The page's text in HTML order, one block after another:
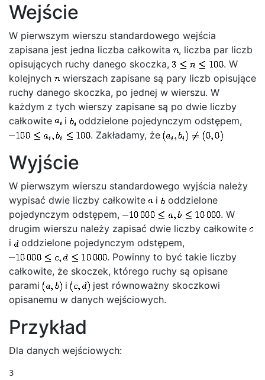
Wejście
W pierwszym wierszu standardowego wejścia
zapisana jest jedna liczba całkowita
, liczba par liczb
opisujących ruchy danego skoczka,
. W
kolejnych
wierszach zapisane są pary liczb opisujące
ruchy danego skoczka, po jednej w wierszu. W
każdym z tych wierszy zapisane są po dwie liczby
całkowite
i
oddzielone pojedynczym odstępem,
. Zakładamy, że
Wyjście
W pierwszym wierszu standardowego wyjścia należy
wypisać dwie liczby całkowite
i
oddzielone
pojedynczym odstępem,
. W
drugim wierszu należy zapisać dwie liczby całkowite
i
oddzielone pojedynczym odstępem,
. Powinny to być takie liczby
całkowite, że skoczek, którego ruchy są opisane
parami
i
jest równoważny skoczkowi
opisanemu w danych wejściowych.
Przykład
Dla danych wejściowych:
3